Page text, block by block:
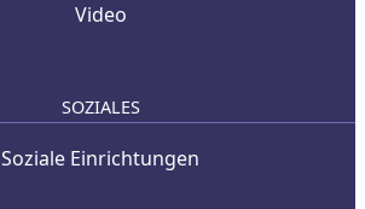
Video
SOZIALES
Soziale Einrichtungen